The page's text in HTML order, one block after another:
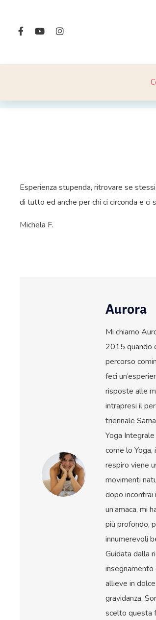
Esperienza stupenda, ritrovare se
di tutto ed anche per chi ci circonda e ci
Michela F.
Aurora
Mi chiamo
2015 quando
percorso
feci
risposte alle
intrapresi il
triennale
Yoga
come lo Yoga,
respiro viene
movimenti
dopo
un’amaca, mi
più profondo,
innumerevoli
Guidata dalla
insegnamento
allieve in
gravidanza.
scelto questa